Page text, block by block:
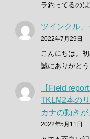
ラ釣ってるの
ツインクル、
2022年7月29日
こんにちは。
誠にありがと
【Field
TKLM2本の
カナの動きが
2022年5月11日